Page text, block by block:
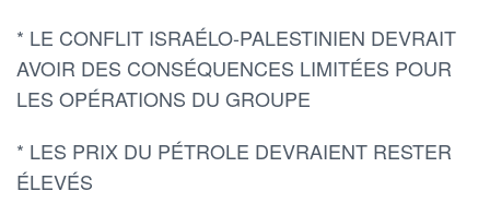
* LE CONFLIT ISRAÉLO-PALESTINIEN DEVRAIT
AVOIR DES CONSÉQUENCES LIMITÉES POUR
LES OPÉRATIONS DU GROUPE
* LES PRIX DU PÉTROLE DEVRAIENT RESTER
ÉLEVÉS